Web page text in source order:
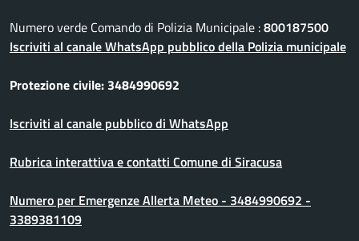
Numero verde Comando di Polizia Municipale :800187500
Iscriviti al canale WhatsApp pubblico della Polizia municipale
Protezione civile: 3484990692
Iscriviti al canale pubblico di WhatsApp
Rubrica interattiva e contatti Comune di Siracusa
Numero per Emergenze Allerta Meteo - 3484990692 -
3389381109